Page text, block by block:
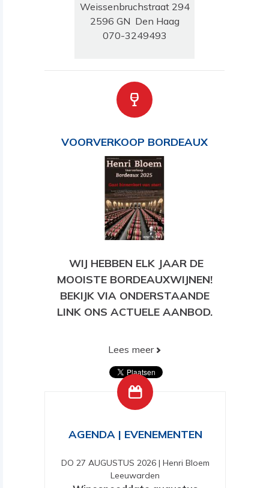
Weissenbruchstraat 294
2596 GN Den Haag
070-3249493
VOORVERKOOP BORDEAUX
WIJ HEBBEN ELK JAAR DE
MOOISTE BORDEAUXWIJNEN!
BEKIJK VIA ONDERSTAANDE
LINK ONS ACTUELE AANBOD.
AANBOD!
Lees meer
AGENDA | EVENEMENTEN
DO 27 AUGUSTUS 2026| Henri Bloem
Leeuwarden